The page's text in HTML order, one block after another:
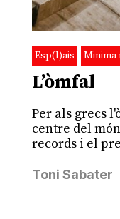
Esp(l)ais Minima
L’òmfal
Per als grecs
centre del
records i el
Toni Sabater